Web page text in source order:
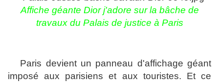
Affiche géante Dior j'adore sur la bâche de
travaux du Palais de justice à Paris
Paris devient un panneau d'affichage géant
imposé aux parisiens et aux touristes. Et ce